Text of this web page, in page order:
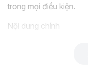
trong mọi điều kiện.
Nội dung chính